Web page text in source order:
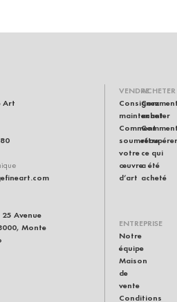
Art
25 Avenue
Monte
VENDRE
Consignez
maintenant
Comment
soumettre
votre
œuvre
d’art
ACHETER
acheter
récupérer
ce qui
a été
acheté
ENTREPRISE
Notre
équipe
Maison
de
vente
Conditions